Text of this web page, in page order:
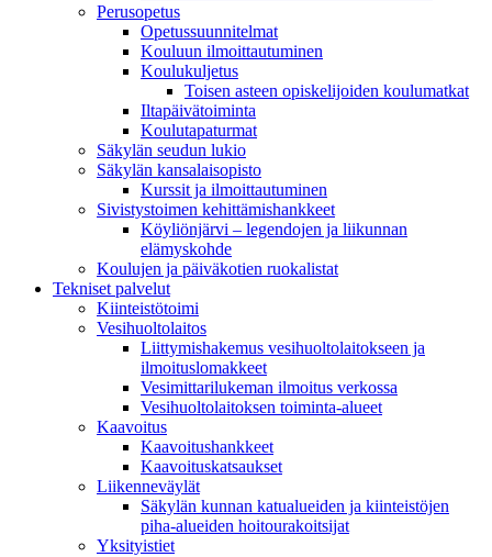
Perusopetus
Opetussuunnitelmat
Kouluun ilmoittautuminen
Koulukuljetus
Toisen asteen opiskelijoiden koulumatkat
Iltapäivätoiminta
Koulutapaturmat
Säkylän seudun lukio
Säkylän kansalaisopisto
Kurssit ja ilmoittautuminen
Sivistystoimen kehittämishankkeet
Köyliönjärvi – legendojen ja liikunnan
elämyskohde
Koulujen ja päiväkotien ruokalistat
Tekniset palvelut
Kiinteistötoimi
Vesihuoltolaitos
Liittymishakemus vesihuoltolaitokseen ja
ilmoituslomakkeet
Vesimittarilukeman ilmoitus verkossa
Vesihuoltolaitoksen toiminta-alueet
Kaavoitus
Kaavoitushankkeet
Kaavoituskatsaukset
Liikenneväylät
Säkylän kunnan katualueiden ja kiinteistöjen
piha-alueiden hoitourakoitsijat
Yksityistiet